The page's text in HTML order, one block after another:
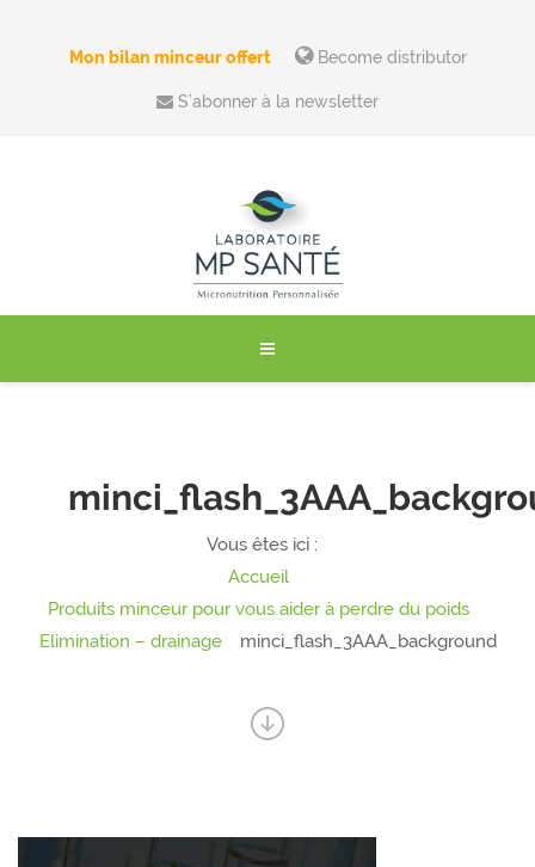
Mon bilan minceur offert Become distributor
S’abonner à la newsletter
Vous êtes ici :
Accueil
Produits minceur pour vous aider à perdre du poids
Elimination – drainage
minci_flash_3AAA_background